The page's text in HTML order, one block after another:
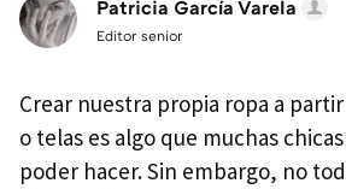
Patricia García Varela
Editor senior
Crear nuestra propia ropa a
o telas es algo que muchas
poder hacer. Sin embargo, no